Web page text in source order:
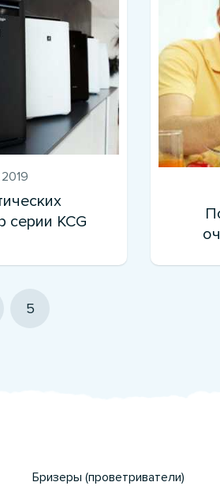
серии KCG
5
Бризеры (проветриватели)